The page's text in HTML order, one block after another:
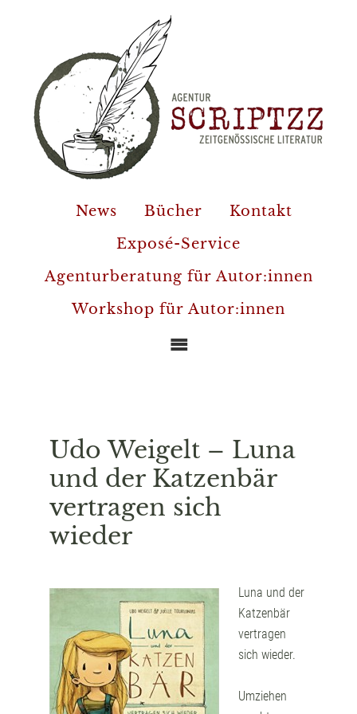
News Bücher
Kontakt
Exposé-Service
Agenturberatung für Autor:innen
Workshop für Autor:innen
Udo Weigelt – Luna
und der Katzenbär
vertragen sich
wieder
Luna und der
Katzenbär
vertragen
sich wieder.
Umziehen